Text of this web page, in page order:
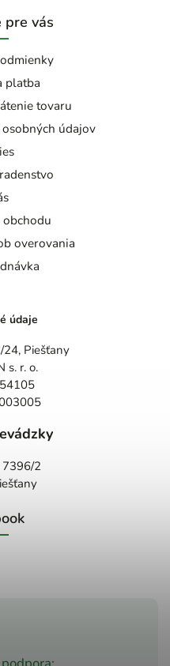
pre vás
platba
tovaru
údajov
overovania
údaje
Piešťany
s. r. o.
7396/2